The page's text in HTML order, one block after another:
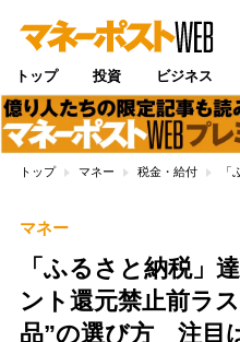
トップ 投資 ビジネス
トップ マネー 税金・給付
マネー
「ふるさと納税」
ント還元禁止前ラ
品”の選び方 注目